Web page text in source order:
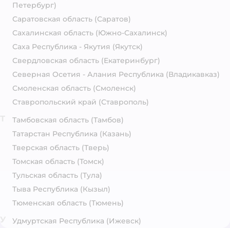
Петербург)
Саратовская область (Саратов)
Сахалинская область (Южно-Сахалинск)
Саха Республика - Якутия (Якутск)
Свердловская область (Екатеринбург)
Северная Осетия - Алания Республика (Владикавказ)
Смоленская область (Смоленск)
Ставропольский край (Ставрополь)
Тамбовская область (Тамбов)
Татарстан Республика (Казань)
Тверская область (Тверь)
Томская область (Томск)
Тульская область (Тула)
Тыва Республика (Кызыл)
Тюменская область (Тюмень)
Удмуртская Республика (Ижевск)